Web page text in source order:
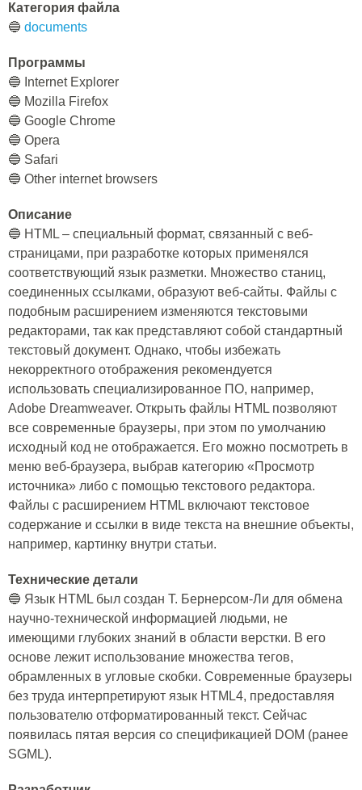
Категория файла
🔵 documents
Программы
🔵 Internet Explorer
🔵 Mozilla Firefox
🔵 Google Chrome
🔵 Opera
🔵 Safari
🔵 Other internet browsers
Описание
🔵 HTML – специальный формат, связанный с веб-
страницами, при разработке которых применялся
соответствующий язык разметки. Множество станиц,
соединенных ссылками, образуют веб-сайты. Файлы с
подобным расширением изменяются текстовыми
редакторами, так как представляют собой стандартный
текстовый документ. Однако, чтобы избежать
некорректного отображения рекомендуется
использовать специализированное ПО, например,
Adobe Dreamweaver. Открыть файлы HTML позволяют
все современные браузеры, при этом по умолчанию
исходный код не отображается. Его можно посмотреть в
меню веб-браузера, выбрав категорию «Просмотр
источника» либо с помощью текстового редактора.
Файлы с расширением HTML включают текстовое
содержание и ссылки в виде текста на внешние объекты,
например, картинку внутри статьи.
Технические детали
🔵 Язык HTML был создан Т. Бернерсом-Ли для обмена
научно-технической информацией людьми, не
имеющими глубоких знаний в области верстки. В его
основе лежит использование множества тегов,
обрамленных в угловые скобки. Современные браузеры
без труда интерпретируют язык HTML4, предоставляя
пользователю отформатированный текст. Сейчас
появилась пятая версия со спецификацией DOM (ранее
SGML).